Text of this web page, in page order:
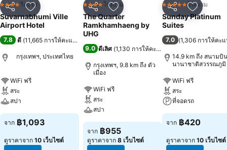
แชร์ เพิ่มในรายการโปรด
4 ดาว รีสอร์ท
Suvarnabhumi Ville
Airport Hotel
7.8 ดี (11,665 การให้คะแนน
กรุงเทพฯ, ประเทศไทย
WiFi ฟรี
สระ
สปา
จาก ฿1,093
ดูราคาจาก 10 เว็บไซต์
แชร์ เพิ่มในรายการโปรด
4 ดาว โรงแรม
The Quarter
Ramkhamhaeng by
UHG
9.0 ดีเลิศ (1,130 การให้คะแนน
กรุงเทพฯ, 9.8 km ถึง ตัว
เมือง
WiFi ฟรี
สระ
สปา
จาก ฿955
ดูราคาจาก 8 เว็บไซต์
แชร์ เพิ่มในรา
5 ดาว โรงแรม
Sunday Platinum
Suites
7.0 (1,306 การให้คะ
14.9 km ถึง สนามบิน
นานาชาติสวรรณภูมิ
WiFi ฟรี
สระ
ที่จอดรถ
จาก ฿420
ดูราคาจาก 10 เว็บไซต์